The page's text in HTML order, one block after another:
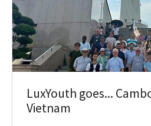
LuxYouth goes...
Vietnam